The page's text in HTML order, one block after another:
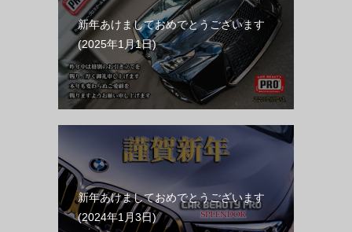
新年あけましておめでとうございます
2025年1月1日
新年あけましておめでとうございます
2024年1月3日